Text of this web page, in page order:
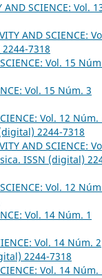
AND SCIENCE: Vol.
AND SCIENCE:
7318
Vol. 15
Vol. 15 Núm. 3
Vol. 12 Núm.
2244-7318
AND SCIENCE:
ISSN (digital)
Vol. 12
Vol. 14 Núm. 1
Vol. 14 Núm. 2
2244-7318
Vol. 14 Núm.